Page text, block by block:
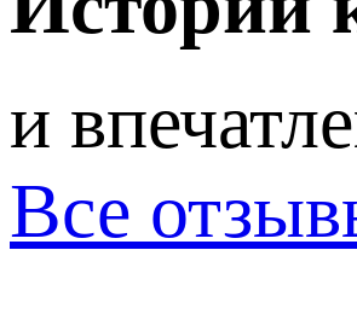
и
Все